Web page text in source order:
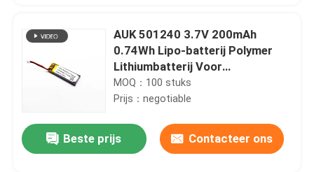
AUK 501240 3.7V 200mAh
0.74Wh Lipo-batterij Polymer
Lithiumbatterij Voor
schoonheidsinstrument GPS-
locator Met KC-certificering
MOQ：100 stuks
Prijs：negotiable
Beste prijs Contacteer ons